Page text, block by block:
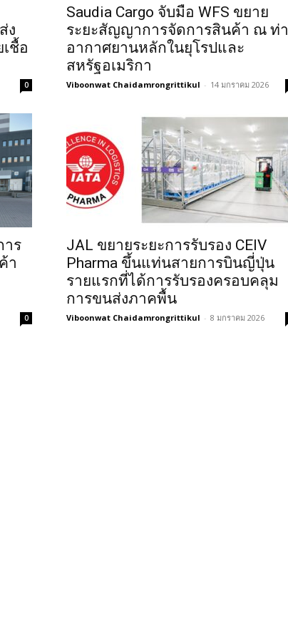
ง
ชื้อ
0
Saudia Cargo จับมือ WFS ขยาย
ระยะสัญญาการจัดการสินค้า ณ ท่า
อากาศยานหลักในยุโรปและ
สหรัฐอเมริกา
Viboonwat Chaidamrongrittikul - 14 มกราคม 2026
าร
า
0
JAL ขยายระยะการรับรอง CEIV
Pharma ขึ้นแท่นสายการบินญี่ปุ่น
รายแรกที่ได้การรับรองครอบคลุม
การขนส่งภาคพื้น
Viboonwat Chaidamrongrittikul - 8 มกราคม 2026